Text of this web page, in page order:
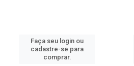
Faça seu login ou
cadastre-se para
comprar.